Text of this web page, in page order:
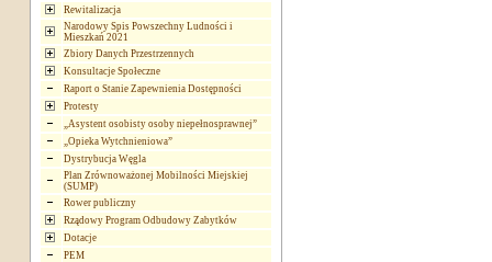
Rewitalizacja
Narodowy Spis Powszechny Ludności i
Mieszkań 2021
Zbiory Danych Przestrzennych
Konsultacje Społeczne
Raport o Stanie Zapewnienia Dostępności
Protesty
„Asystent osobisty osoby niepełnosprawnej”
„Opieka Wytchnieniowa”
Dystrybucja Węgla
Plan Zrównoważonej Mobilności Miejskiej
(SUMP)
Rower publiczny
Rządowy Program Odbudowy Zabytków
Dotacje
PEM